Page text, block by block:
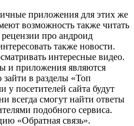
приложения для этих же
возможность также читать
про андроид
также новости.
интересные видео.
и приложения являются
в разделы «Топ
посетителей сайта будут
всегда смогут найти ответы
подобного сервиса.
«Обратная связь».